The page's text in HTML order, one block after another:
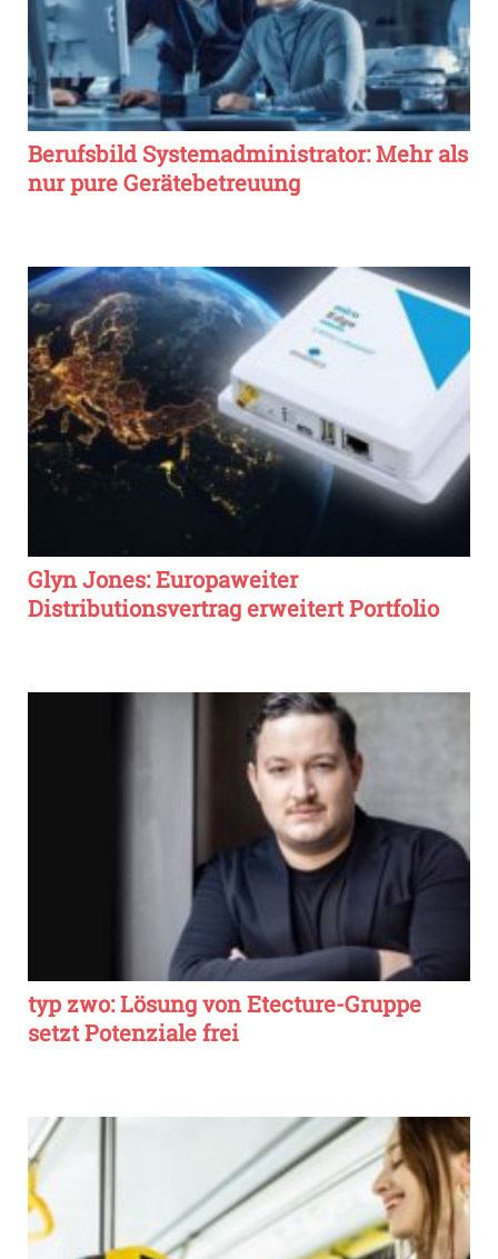
Berufsbild Systemadministrator: Mehr als
nur pure Gerätebetreuung
Glyn Jones: Europaweiter
Distributionsvertrag erweitert Portfolio
typ zwo: Lösung von Etecture-Gruppe
setzt Potenziale frei